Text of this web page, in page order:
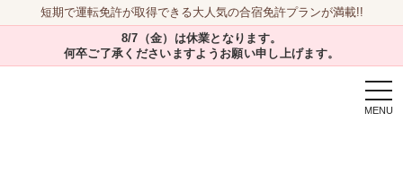
短期で運転免許が取得できる大人気の合宿免許プランが満載!!
8/7（金）は休業となります。
何卒ご了承くださいますようお願い申し上げます。